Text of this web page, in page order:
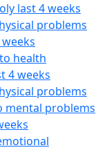
last 4 weeks
problems
health
4 weeks
problems
mental problems